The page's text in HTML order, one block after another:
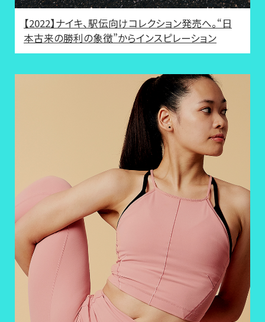
【2022】ナイキ、駅伝向けコレクション発売へ。“日
本古来の勝利の象徴”からインスピレーション